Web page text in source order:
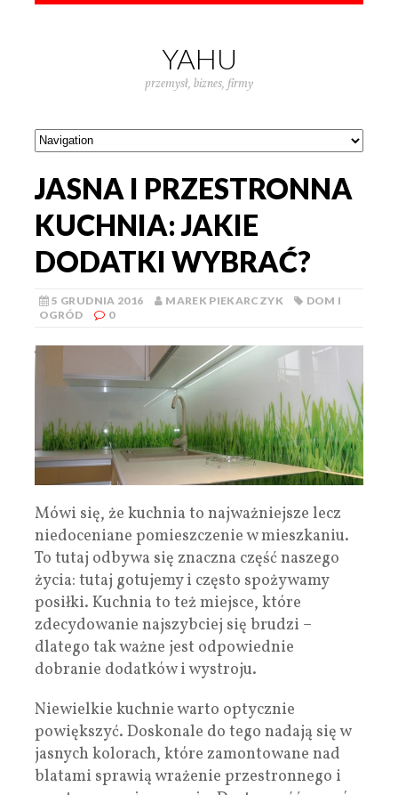
YAHU
przemysł, biznes, firmy
JASNA I PRZESTRONNA
KUCHNIA: JAKIE
DODATKI WYBRAĆ?
5 GRUDNIA 2016 MAREK PIEKARCZYK
DOM I
OGRÓD
0
Mówi się, że kuchnia to najważniejsze lecz
niedoceniane pomieszczenie w mieszkaniu.
To tutaj odbywa się znaczna część naszego
życia: tutaj gotujemy i często spożywamy
posiłki. Kuchnia to też miejsce, które
zdecydowanie najszybciej się brudzi –
dlatego tak ważne jest odpowiednie
dobranie dodatków i wystroju.
Niewielkie kuchnie warto optycznie
powiększyć. Doskonale do tego nadają się w
jasnych kolorach, które zamontowane nad
blatami sprawią wrażenie przestronnego i